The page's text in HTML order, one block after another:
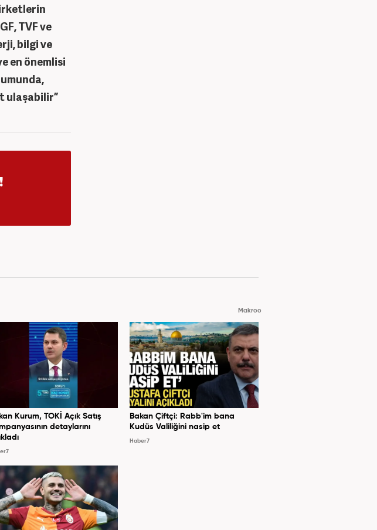
TVF ve
bilgi ve
en önemlisi
ulaşabilir”
Makroo
Kurum, TOKİ Açık Satış
detaylarını
Bakan Çiftçi: Rabb'im bana
Kudüs Valiliğini nasip et
Haber7